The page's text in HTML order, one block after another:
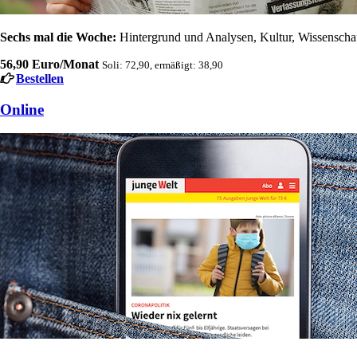
Sechs mal die Woche: Hintergrund und Analysen, Kultur,
56,90 Euro/Monat Soli: 72,90, ermäßigt: 38,90
Bestellen
Online